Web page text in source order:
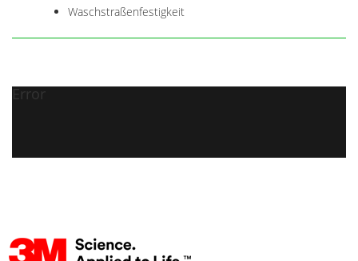
Waschstraßenfestigkeit
Error